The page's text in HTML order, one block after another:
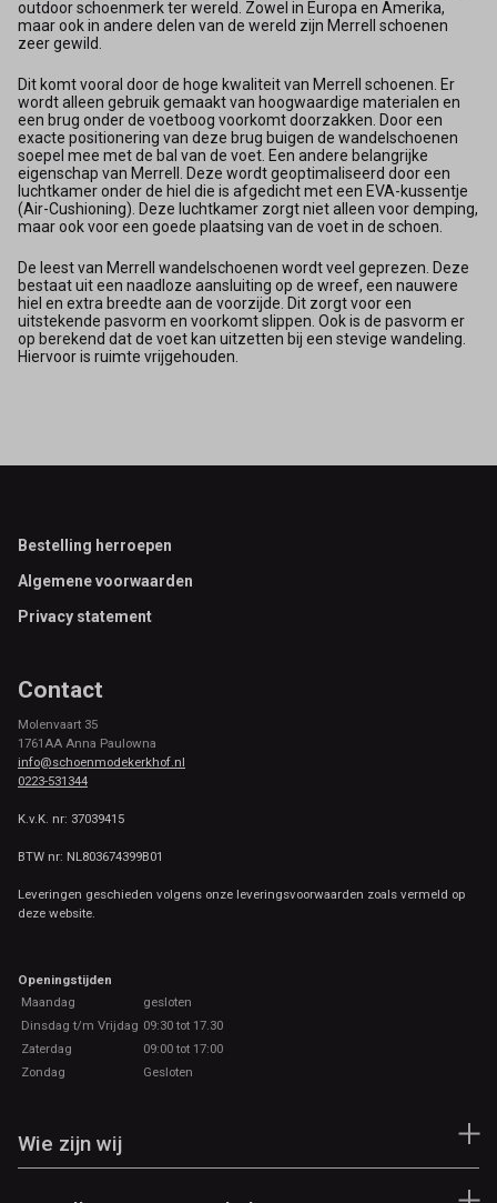
outdoor schoenmerk ter wereld. Zowel in Europa en Amerika,
maar ook in andere delen van de wereld zijn Merrell schoenen
zeer gewild.
Dit komt vooral door de hoge kwaliteit van Merrell schoenen. Er
wordt alleen gebruik gemaakt van hoogwaardige materialen en
een brug onder de voetboog voorkomt doorzakken. Door een
exacte positionering van deze brug buigen de wandelschoenen
soepel mee met de bal van de voet. Een andere belangrijke
eigenschap van Merrell. Deze wordt geoptimaliseerd door een
luchtkamer onder de hiel die is afgedicht met een EVA-kussentje
(Air-Cushioning). Deze luchtkamer zorgt niet alleen voor demping,
maar ook voor een goede plaatsing van de voet in de schoen.
De leest van Merrell wandelschoenen wordt veel geprezen. Deze
bestaat uit een naadloze aansluiting op de wreef, een nauwere
hiel en extra breedte aan de voorzijde. Dit zorgt voor een
uitstekende pasvorm en voorkomt slippen. Ook is de pasvorm er
op berekend dat de voet kan uitzetten bij een stevige wandeling.
Hiervoor is ruimte vrijgehouden.
Footer
Bestelling herroepen
Algemene voorwaarden
Privacy statement
Contact
Molenvaart 35
1761AA Anna Paulowna
info@schoenmodekerkhof.nl
0223-531344
K.v.K. nr: 37039415
BTW nr: NL803674399B01
Leveringen geschieden volgens onze leveringsvoorwaarden zoals vermeld op
deze website.
Openingstijden
Maandag
gesloten
Dinsdag t/m Vrijdag 09:30 tot 17.30
Zaterdag
09:00 tot 17:00
Zondag
Gesloten
Wie zijn wij